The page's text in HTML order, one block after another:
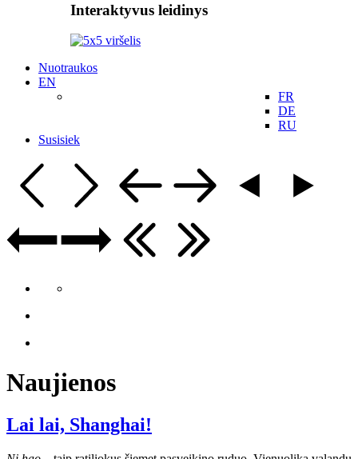
Interaktyvus leidinys
Nuotraukos
EN
FR
DE
RU
Susisiek
Naujienos
Lai lai, Shanghai!